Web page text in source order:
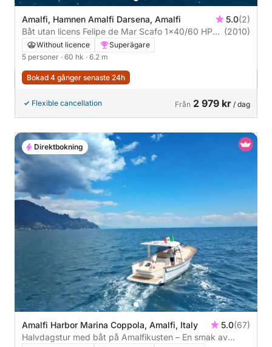
Amalfi, Hamnen Amalfi Darsena, Amalfi 5.0(2)
Båt utan licens Felipe de Mar Scafo 1x40/60 HP
Benzina 60hk
(2010)
Without licence
Superägare
5 personer · 60 hk · 6.2 m
Bokad 4 gånger senaste 24h
Flexible cancellation Från 2 979 kr / dag
Amalfi Harbor Marina Coppola, Amalfi, Italy 5.0(67)
Halvdagstur med båt på Amalfikusten – En smak av
Direktbokning